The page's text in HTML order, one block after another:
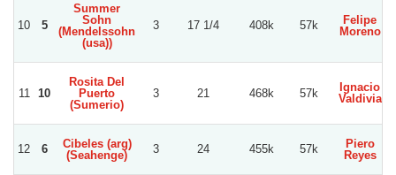
10 5
Summer
Sohn
(Mendelssohn
(usa))
3 17 1/4 408k 57k
Felipe
Moreno
11 10
Rosita Del
Puerto
(Sumerio)
3 21 468k 57k
Ignacio
Valdivia
12 6
Cibeles (arg)
(Seahenge)
3 24 455k 57k
Piero
Reyes